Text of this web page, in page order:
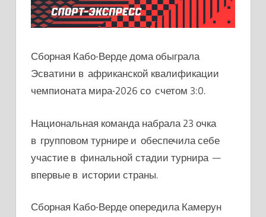
Сборная Кабо-Верде дома обыграла
Эсватини в африканской квалификации
чемпионата мира-2026 со счетом 3:0.
Национальная команда набрала 23 очка
в групповом турнире и обеспечила себе
участие в финальной стадии турнира —
впервые в истории страны.
Сборная Кабо-Верде опередила Камерун